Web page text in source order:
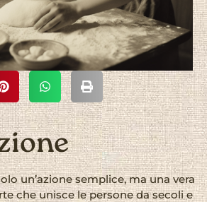
un’azione semplice, ma una vera
che unisce le persone da secoli e